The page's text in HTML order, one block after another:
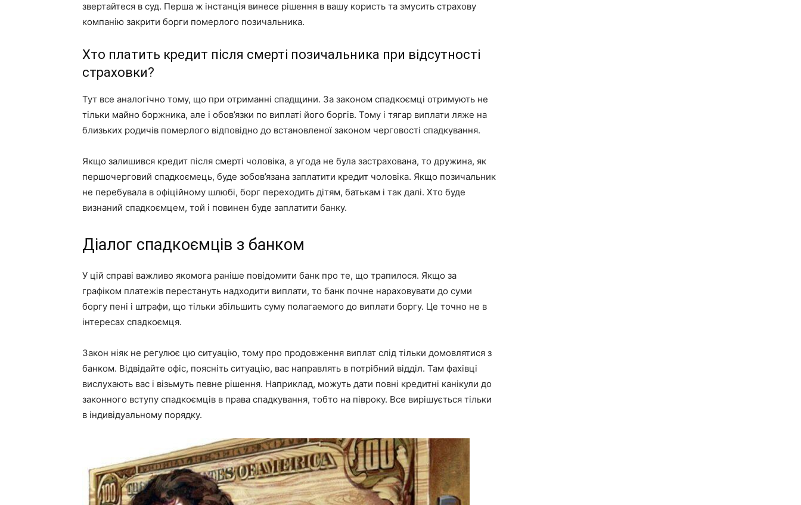
звертайтеся в суд. Перша ж інстанція винесе рішення в вашу користь та змусить страхову
компанію закрити борги померлого позичальника.
Хто платить кредит після смерті позичальника при відсутності
страховки?
Тут все аналогічно тому, що при отриманні спадщини. За законом спадкоємці отримують не
тільки майно боржника, але і обов’язки по виплаті його боргів. Тому і тягар виплати ляже на
близьких родичів померлого відповідно до встановленої законом черговості спадкування.
Якщо залишився кредит після смерті чоловіка, а угода не була застрахована, то дружина, як
першочерговий спадкоємець, буде зобов’язана заплатити кредит чоловіка. Якщо позичальник
не перебувала в офіційному шлюбі, борг переходить дітям, батькам і так далі. Хто буде
визнаний спадкоємцем, той і повинен буде заплатити банку.
Діалог спадкоємців з банком
У цій справі важливо якомога раніше повідомити банк про те, що трапилося. Якщо за
графіком платежів перестануть надходити виплати, то банк почне нараховувати до суми
боргу пені і штрафи, що тільки збільшить суму полагаемого до виплати боргу. Це точно не в
інтересах спадкоємця.
Закон ніяк не регулює цю ситуацію, тому про продовження виплат слід тільки домовлятися з
банком. Відвідайте офіс, поясніть ситуацію, вас направлять в потрібний відділ. Там фахівці
вислухають вас і візьмуть певне рішення. Наприклад, можуть дати повні кредитні канікули до
законного вступу спадкоємців в права спадкування, тобто на півроку. Все вирішується тільки
в індивідуальному порядку.